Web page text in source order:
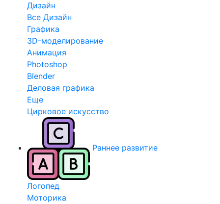
Дизайн
Все Дизайн
Графика
3D-моделирование
Анимация
Photoshop
Blender
Деловая графика
Еще
Цирковое искусство
Раннее развитие
Логопед
Моторика